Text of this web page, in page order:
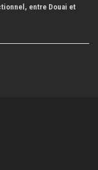
entre Douai et